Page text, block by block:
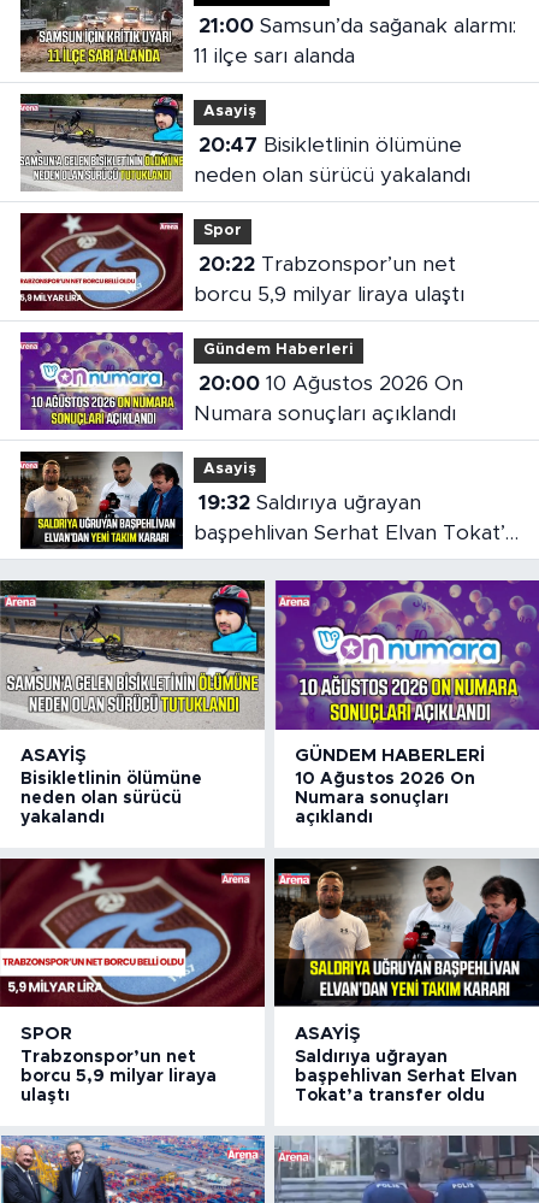
21:00Samsun’da sağanak alarmı:
11 ilçe sarı alanda
Asayiş
20:47
neden olan sürücü yakalandı
Spor
20:22Trabzonspor’un net
borcu 5,9 milyar liraya ulaştı
Gündem Haberleri
20:0010 Ağustos 2026 On
Numara sonuçları açıklandı
Asayiş
19:32Saldırıya uğrayan
başpehlivan Serhat Elvan Tokat’a
transfer oldu
ASAYIŞ
Bisikletlinin ölümüne
neden olan sürücü
yakalandı
GÜNDEM HABERLERI
10 Ağustos 2026 On
Numara sonuçları
açıklandı
SPOR
Trabzonspor’un net
borcu 5,9 milyar liraya
ulaştı
ASAYIŞ
Saldırıya uğrayan
başpehlivan Serhat Elvan
Tokat’a transfer oldu